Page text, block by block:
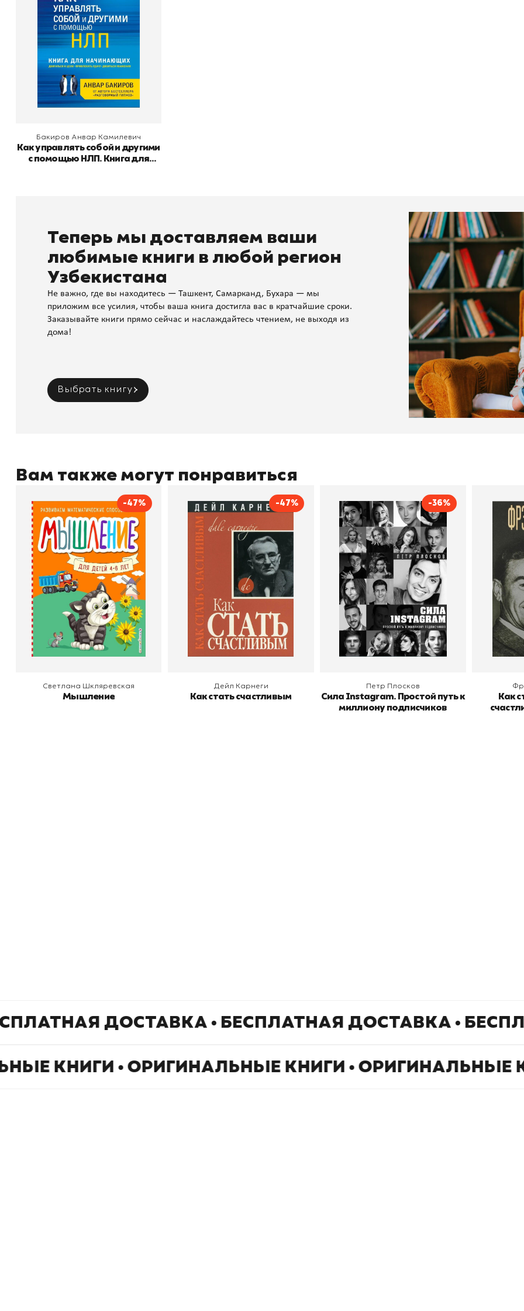
Издательство
В корзину
Бакиров Анвар Камилевич
Как управлять собой и другими
с помощью НЛП. Книга для
Теперь мы доставляем ваши
любимые книги в любой регион
Узбекистана
Не важно, где вы находитесь — Ташкент, Самарканд, Бухара — мы
приложим все усилия, чтобы ваша книга достигла вас в кратчайшие сроки.
Заказывайте книги прямо сейчас и наслаждайтесь чтением, не выходя из
дома!
Выбрать книгу
Вам также могут понравиться
-47%
Мышление
Автор
Светлана Шкляревская
Издательство
Эксмодетство
В корзину
Светлана Шкляревская
Мышление
-47%
Как стать счастливым
Автор
Дейл Карнеги
Издательство
Попурри, Минск
В корзину
Дейл Карнеги
Как стать счастливым
-36%
Сила Instagram. Простой
путь к миллиону
подписчиков
Автор
Петр Плосков
Издательство
Бомбора
В корзину
Петр Плосков
Сила Instagram. Простой путь к
миллиону подписчиков
Как
В
Как
ДОСТАВКА • БЕСПЛАТНАЯ ДОСТАВКА •
КНИГИ • ОРИГИНАЛЬНЫЕ КНИГИ • ОРИГИНАЛЬНЫЕ
Book Hunter © 2026